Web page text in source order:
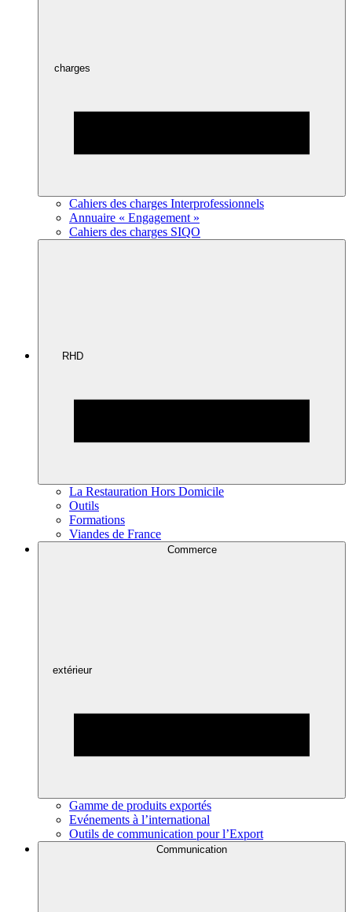
charges
Cahiers des charges Interprofessionnels
Annuaire « Engagement »
Cahiers des charges SIQO
RHD
La Restauration Hors Domicile
Outils
Formations
Viandes de France
Commerce
extérieur
Gamme de produits exportés
Evénements à l’international
Outils de communication pour l’Export
Communication